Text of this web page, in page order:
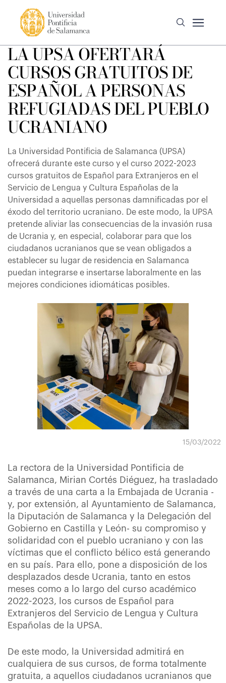
LA UPSA OFERTARÁ
CURSOS GRATUITOS DE
ESPAÑOL A PERSONAS
REFUGIADAS DEL PUEBLO
UCRANIANO
La Universidad Pontificia de Salamanca (UPSA)
ofrecerá durante este curso y el curso 2022-2023
cursos gratuitos de Español para Extranjeros en el
Servicio de Lengua y Cultura Españolas de la
Universidad a aquellas personas damnificadas por el
éxodo del territorio ucraniano. De este modo, la UPSA
pretende aliviar las consecuencias de la invasión rusa
de Ucrania y, en especial, colaborar para que los
ciudadanos ucranianos que se vean obligados a
establecer su lugar de residencia en Salamanca
puedan integrarse e insertarse laboralmente en las
mejores condiciones idiomáticas posibles.
15/03/2022
La rectora de la Universidad Pontificia de
Salamanca, Mirian Cortés Diéguez, ha trasladado
a través de una carta a la Embajada de Ucrania -
y, por extensión, al Ayuntamiento de Salamanca,
la Diputación de Salamanca y la Delegación del
Gobierno en Castilla y León- su compromiso y
solidaridad con el pueblo ucraniano y con las
víctimas que el conflicto bélico está generando
en su país. Para ello, pone a disposición de los
desplazados desde Ucrania, tanto en estos
meses como a lo largo del curso académico
2022-2023, los cursos de Español para
Extranjeros del Servicio de Lengua y Cultura
Españolas de la UPSA.
De este modo, la Universidad admitirá en
cualquiera de sus cursos, de forma totalmente
gratuita, a aquellos ciudadanos ucranianos que